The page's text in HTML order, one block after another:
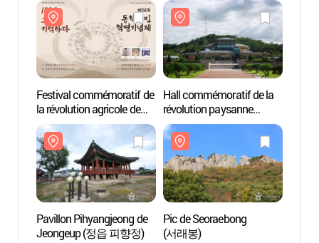
Festival commémoratif de
la révolution agricole de
Donghak
(동학농민혁명기념제)
Hall commémoratif de la
révolution paysanne
Donghak
(동학농민혁명기념관)
Pavillon Pihyangjeong de
Jeongeup (정읍 피향정)
Pic de Seoraebong
(서래봉)